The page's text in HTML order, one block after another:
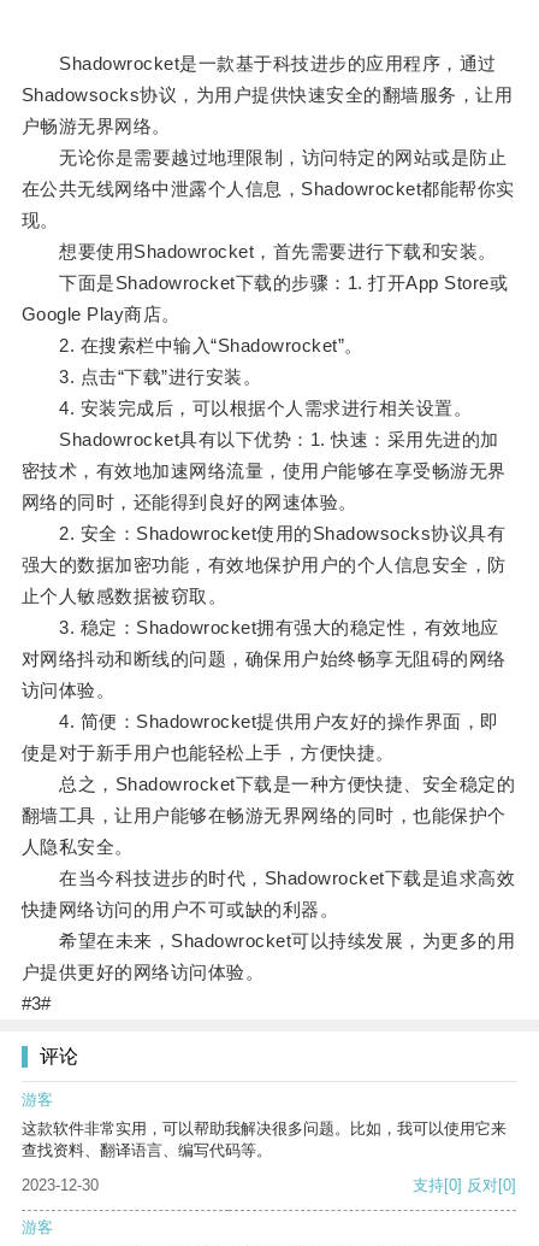
Shadowrocket是一款基于科技进步的应用程序，通过
Shadowsocks协议，为用户提供快速安全的翻墙服务，让用
户畅游无界网络。
无论你是需要越过地理限制，访问特定的网站或是防止
在公共无线网络中泄露个人信息，Shadowrocket都能帮你实
现。
想要使用Shadowrocket，首先需要进行下载和安装。
下面是Shadowrocket下载的步骤：1. 打开App Store或
Google Play商店。
2. 在搜索栏中输入“Shadowrocket”。
3. 点击“下载”进行安装。
4. 安装完成后，可以根据个人需求进行相关设置。
Shadowrocket具有以下优势：1. 快速：采用先进的加
密技术，有效地加速网络流量，使用户能够在享受畅游无界
网络的同时，还能得到良好的网速体验。
2. 安全：Shadowrocket使用的Shadowsocks协议具有
强大的数据加密功能，有效地保护用户的个人信息安全，防
止个人敏感数据被窃取。
3. 稳定：Shadowrocket拥有强大的稳定性，有效地应
对网络抖动和断线的问题，确保用户始终畅享无阻碍的网络
访问体验。
4. 简便：Shadowrocket提供用户友好的操作界面，即
使是对于新手用户也能轻松上手，方便快捷。
总之，Shadowrocket下载是一种方便快捷、安全稳定的
翻墙工具，让用户能够在畅游无界网络的同时，也能保护个
人隐私安全。
在当今科技进步的时代，Shadowrocket下载是追求高效
快捷网络访问的用户不可或缺的利器。
希望在未来，Shadowrocket可以持续发展，为更多的用
户提供更好的网络访问体验。
#3#
评论
游客
这款软件非常实用，可以帮助我解决很多问题。比如，我可以使用它来
查找资料、翻译语言、编写代码等。
2023-12-30
支持[0] 反对[0]
游客